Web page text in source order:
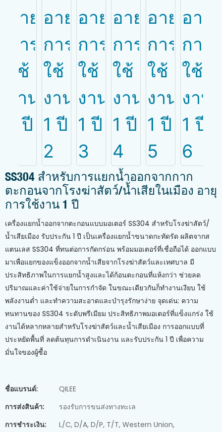
SS304 สำหรับการแยกน้ำออกจากกาก
ตะกอนจากโรงฆ่าสัตว์/น้ำเสียในเมือง อายุ
การใช้งาน 1 ปี
เครื่องแยกน้ำออกจากตะกอนแบบมอเตอร์ SS304 สำหรับโรงฆ่าสัตว์/
น้ำเสียเมือง รับประกัน 1 ปี เป็นเครื่องแยกน้ำขนาดกะทัดรัด ผลิตจากส
แตนเลส SS304 ที่ทนต่อการกัดกร่อน พร้อมมอเตอร์ที่เชื่อถือได้ ออกแบบ
มาเพื่อแยกของแข็งออกจากน้ำเสียจากโรงฆ่าสัตว์และเทศบาล มี
ประสิทธิภาพในการแยกน้ำสูงและได้ก้อนตะกอนที่แห้งกว่า ช่วยลด
ปริมาณและค่าใช้จ่ายในการกำจัด ในขณะเดียวกันก็ทำงานเงียบ ใช้
พลังงานต่ำ และทำความสะอาดและบำรุงรักษาง่าย จุดเด่น: ความ
ทนทานของ SS304 ระดับพรีเมียม ประสิทธิภาพมอเตอร์ที่แข็งแกร่ง ใช้
งานได้หลากหลายสำหรับโรงฆ่าสัตว์และน้ำเสียเมือง การออกแบบที่
ประหยัดพื้นที่ ลดต้นทุนการดำเนินงาน และรับประกัน 1 ปี เพื่อความ
มั่นใจของผู้ซื้อ
ชื่อแบรนด์:
QILEE
การส่งสินค้า:
รองรับการขนส่งทางทะเล
การชำระเงิน:
L/C, D/A, D/P, T/T, Western Union,